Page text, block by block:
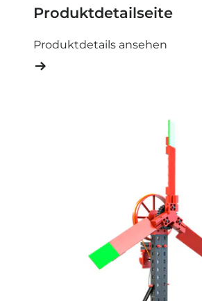
Produktdetailseite
Produktdetails ansehen